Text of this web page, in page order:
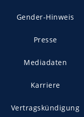
Gender-Hinweis
Presse
Mediadaten
Karriere
Vertragskündigung